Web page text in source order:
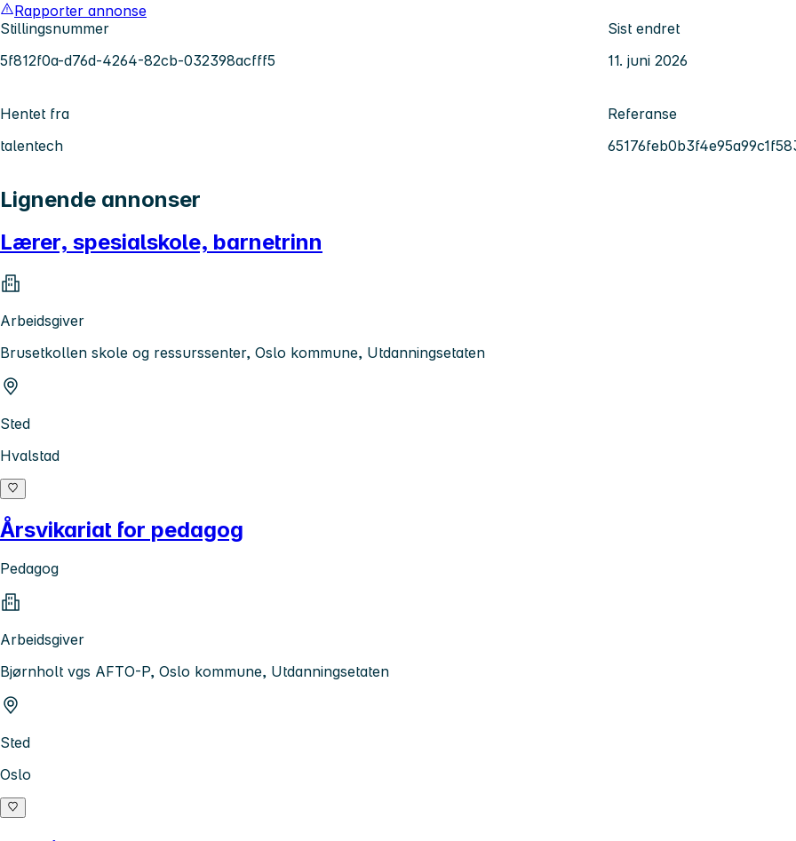
Rapporter annonse
Stillingsnummer
5f812f0a-d76d-4264-82cb-032398acfff5
Sist endret
11. juni 2026
Hentet fra
talentech
Referanse
Lignende annonser
Lærer, spesialskole, barnetrinn
Arbeidsgiver
Brusetkollen skole og ressurssenter, Oslo kommune, Utdanningsetaten
Sted
Hvalstad
Årsvikariat for pedagog
Pedagog
Arbeidsgiver
Bjørnholt vgs AFTO-P, Oslo kommune, Utdanningsetaten
Sted
Oslo